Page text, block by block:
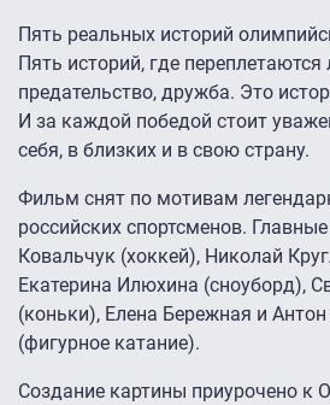
Пять реальных историй
Пять историй, где
предательство, дружба. Это
И за каждой победой стоит
себя, в близких и в свою страну.
Фильм снят по мотивам
российских спортсменов.
Ковальчук (хоккей), Николай
Екатерина Илюхина (сноуборд),
(коньки), Елена Бережная и
(фигурное катание).
Создание картины приурочено к